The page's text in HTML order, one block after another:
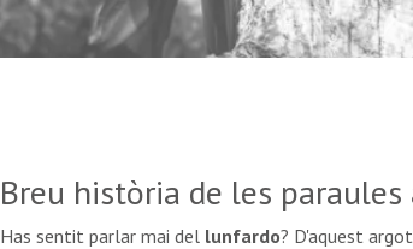
Breu història de les
Has sentit parlar mai del lunfardo? D'aquest